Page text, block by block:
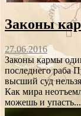
Законы
27.06.2016
Законы кармы
последнего раба
высший суд
Как мира
можешь и